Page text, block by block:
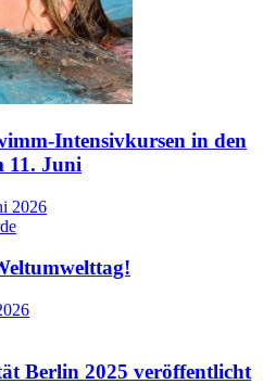
Intensivkursen in den
11. Juni
2026
Berlin 2025 veröffentlicht